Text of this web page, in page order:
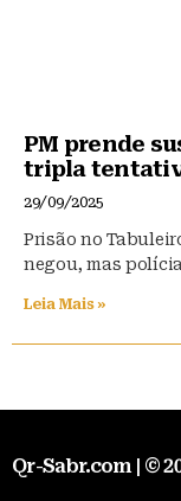
PM prende
tripla
29/09/2025
Prisão no
negou, mas
Leia Mais »
Qr-Sabr.com | ©